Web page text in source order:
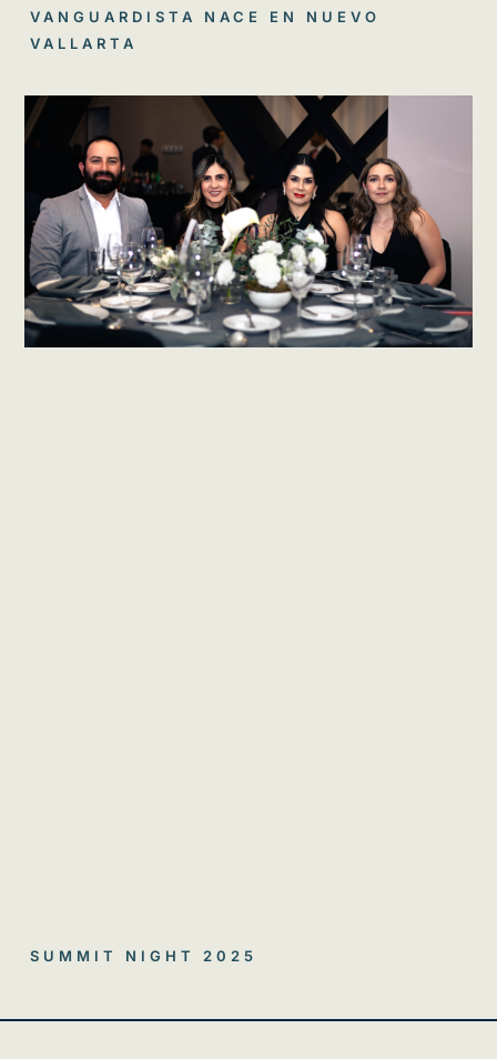
VANGUARDISTA NACE EN NUEVO
VALLARTA
SUMMIT NIGHT 2025